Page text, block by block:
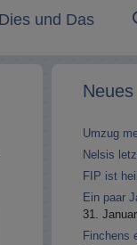
Dies und Das
Neues
Umzug
Nelsis
FIP ist
Ein paar
31.
Finchens